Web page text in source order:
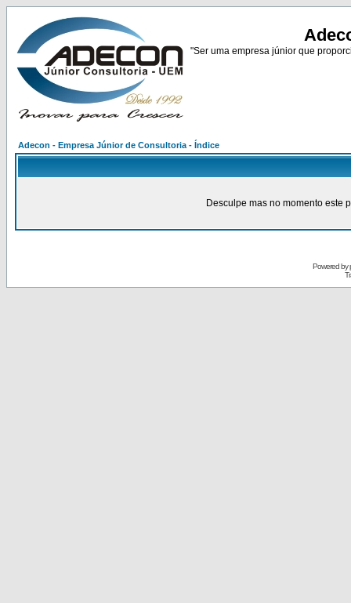
"Ser uma empresa júnior que
Adecon - Empresa Júnior de Consultoria - Índice
Desculpe mas no momento este
Powered by